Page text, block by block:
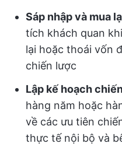
Sáp nhập và mua
tích khách quan
lại hoặc thoái vốn
chiến lược
Lập kế hoạch
hàng năm hoặc
về các ưu tiên
thực tế nội bộ và